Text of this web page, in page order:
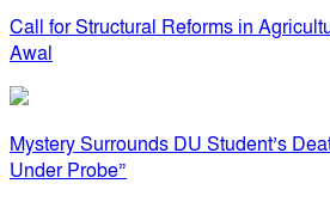
Call for Structural Reforms in
Awal
Mystery Surrounds DU Student’s
Under Probe”